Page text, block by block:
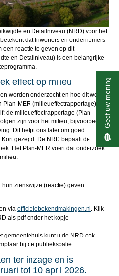
en Detailniveau (NRD) voor het
dat Inwoners en ondernemers
een reactie te geven op dit
en Detailniveau) is een belangrijke
effect op milieu
worden onderzocht en hoe dit wordt
Plan-MER (milieueffectrapportage). De
de milieueffectrapportage (Plan-
zijn voor het milieu, bijvoorbeeld
Dit helpt ons later om goed
gezegd: De NRD bepaalt de
Het Plan-MER voert dat onderzoek
hun zienswijze (reactie) geven
via officielebekendmakingen.nl . Klik
als pdf onder het kopje
gemeentehuis kunt u de NRD ook
bij de publieksbalie.
ter inzage en is
tot 10 april 2026.
Geef uw mening